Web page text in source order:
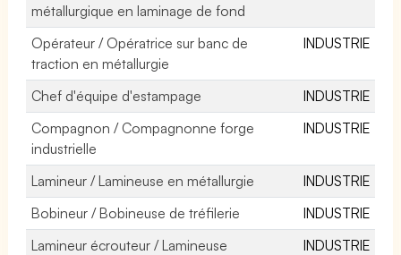
métallurgique en laminage de fond
Opérateur / Opératrice sur banc de
traction en métallurgie
INDUSTRIE
Chef d'équipe d'estampage
INDUSTRIE
Compagnon / Compagnonne forge
industrielle
INDUSTRIE
Lamineur / Lamineuse en métallurgie
INDUSTRIE
Bobineur / Bobineuse de tréfilerie
INDUSTRIE
Lamineur écrouteur / Lamineuse
INDUSTRIE